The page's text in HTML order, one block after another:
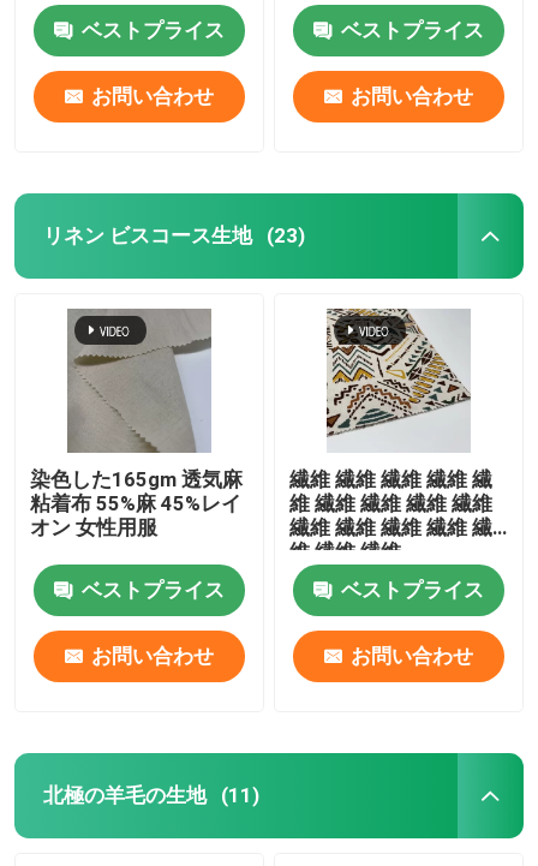
ベストプライス
お問い合わせ
ベストプライス
お問い合わせ
リネン ビスコース生地 (23)
染色した165gm 透気麻
粘着布 55%麻 45%レイ
オン 女性用服
ベストプライス
お問い合わせ
繊維 繊維 繊維 繊維 繊
維 繊維 繊維 繊維 繊維
繊維 繊維 繊維 繊維 繊
維 繊維 繊維
ベストプライス
お問い合わせ
北極の羊毛の生地 (11)